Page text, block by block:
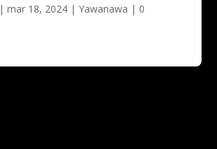
|mar 18, 2024 |Yawanawa | 0